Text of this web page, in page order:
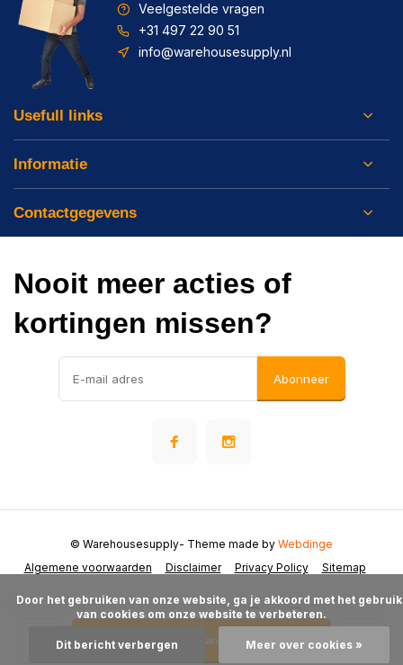
Toevoegen aan winkelwagen
Veelgestelde vragen
+31 497 22 90 51
info@warehousesupply.nl
Usefull links
Informatie
Contactgegevens
Nooit meer acties of
kortingen missen?
Abonneer
Algemene voorwaarden Disclaimer Privacy Policy Sitemap
© Warehousesupply- Theme made by Webdinge
van cookies om onze website te verbeteren.
Dit bericht verbergen Meer over cookies »